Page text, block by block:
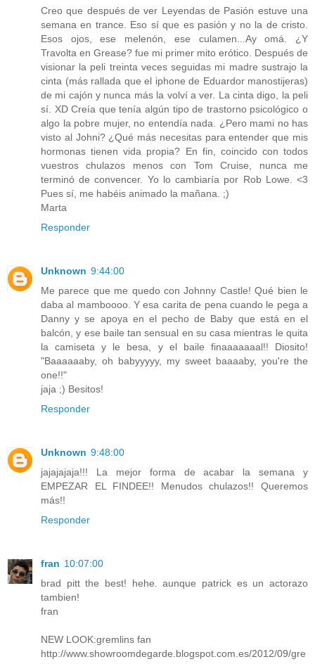
Creo que después de ver Leyendas de Pasión estuve una
semana en trance. Eso sí que es pasión y no la de cristo.
Esos ojos, ese melenón, ese culamen...Ay omá. ¿Y
Travolta en Grease? fue mi primer mito erótico. Después de
visionar la peli treinta veces seguidas mi madre sustrajo la
cinta (más rallada que el iphone de Eduardor manostijeras)
de mi cajón y nunca más la volví a ver. La cinta digo, la peli
sí. XD Creía que tenía algún tipo de trastorno psicológico o
algo la pobre mujer, no entendía nada. ¿Pero mami no has
visto al Johni? ¿Qué más necesitas para entender que mis
hormonas tienen vida propia? En fin, coincido con todos
vuestros chulazos menos con Tom Cruise, nunca me
terminó de convencer. Yo lo cambiaría por Rob Lowe. <3
Pues sí, me habéis animado la mañana. ;)
Marta
Responder
Unknown 9:44:00
Me parece que me quedo con Johnny Castle! Qué bien le
daba al mamboooo. Y esa carita de pena cuando le pega a
Danny y se apoya en el pecho de Baby que está en el
balcón, y ese baile tan sensual en su casa mientras le quita
la camiseta y le besa, y el baile finaaaaaaal!! Diosito!
"Baaaaaaby, oh babyyyyy, my sweet baaaaby, you're the
one!!"
jaja ;) Besitos!
Responder
Unknown 9:48:00
jajajajaja!!! La mejor forma de acabar la semana y
EMPEZAR EL FINDEE!! Menudos chulazos!! Queremos
más!!
Responder
fran 10:07:00
brad pitt the best! hehe. aunque patrick es un actorazo
tambien!
fran
NEW LOOK:gremlins fan
http://www.showroomdegarde.blogspot.com.es/2012/09/gre